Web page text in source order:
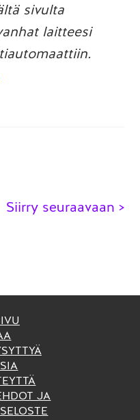
sivulta
laitteesi
Siirry seuraavaan >
JA